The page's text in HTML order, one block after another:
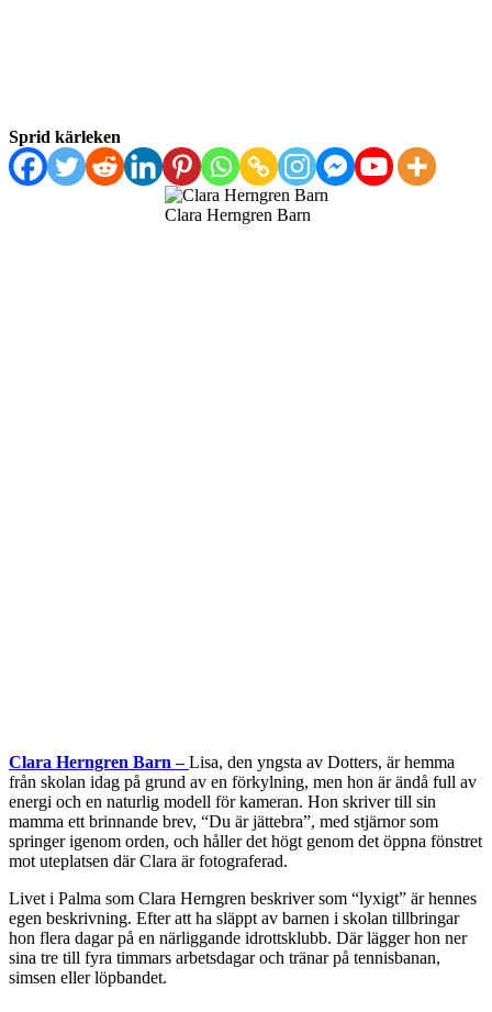
Sprid kärleken
Clara Herngren Barn
Clara Herngren Barn –Lisa, den yngsta av Dotters, är hemma
från skolan idag på grund av en förkylning, men hon är ändå full av
energi och en naturlig modell för kameran. Hon skriver till sin
mamma ett brinnande brev, “Du är jättebra”, med stjärnor som
springer igenom orden, och håller det högt genom det öppna fönstret
mot uteplatsen där Clara är fotograferad.
Livet i Palma som Clara Herngren beskriver som “lyxigt” är hennes
egen beskrivning. Efter att ha släppt av barnen i skolan tillbringar
hon flera dagar på en närliggande idrottsklubb. Där lägger hon ner
sina tre till fyra timmars arbetsdagar och tränar på tennisbanan,
simsen eller löpbandet.